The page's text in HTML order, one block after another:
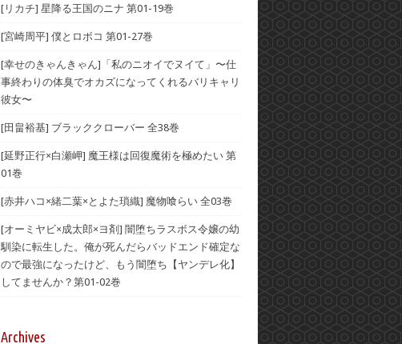
[リカチ] 星降る王国のニナ 第01-19巻
[宮崎周平] 僕とロボコ 第01-27巻
[幸せのきゃんきゃん]「私のニオイでヌイて」〜仕
事終わりの体臭でオカズになってくれるバリキャリ
彼女〜
[田畠裕基] ブラッククローバー 全38巻
[延野正行×白瀬岬] 魔王様は回復魔術を極めたい 第
01巻
[赤井ハコ×緒二葉×とよた瑣織] 魔物喰らい 全03巻
[オーミヤビ×成太郎×ヨ剤] 闇堕ちラスボス令嬢の幼
馴染に転生した。俺が死んだらバッドエンド確定な
ので最強になったけど、もう闇堕ち【ヤンデレ化】
してませんか？第01-02巻
Archives